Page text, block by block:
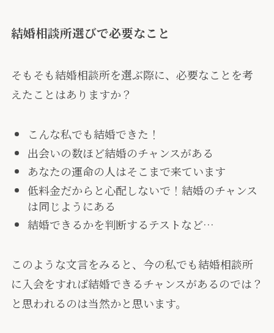
結婚相談所選びで必要なこと
そもそも結婚相談所を選ぶ際に、必要なことを考
えたことはありますか？
こんな私でも結婚できた！
出会いの数ほど結婚のチャンスがある
あなたの運命の人はそこまで来ています
低料金だからと心配しないで！結婚のチャンス
は同じようにある
結婚できるかを判断するテストなど…
このような文言をみると、今の私でも結婚相談所
に入会をすれば結婚できるチャンスがあるのでは？
と思われるのは当然かと思います。